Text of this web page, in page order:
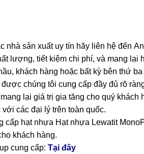
nhà sản xuất uy tín hãy liên hệ đến
lượng, tiết kiệm chi phí, và mang lại
khách hàng hoặc bất kỳ bên thứ
chúng tôi cung cấp đầy đủ rõ
lại giá trị gia tăng cho quý
các đại lý trên toàn quốc.
cấp hạt nhựa Hạt nhựa Lewatit
khách hàng.
cung cấp: Tại đây